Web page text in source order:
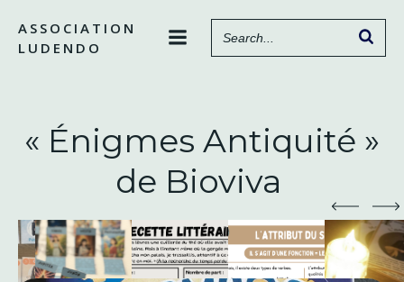
contenu
ASSOCIATION
LUDENDO
« Énigmes Antiquité »
de Bioviva